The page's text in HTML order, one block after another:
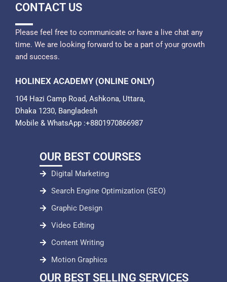
CONTACT US
Please feel free to communicate or have a live chat any
time. We are looking forward to be a part of your growth
and success.
HOLINEX ACADEMY (ONLINE ONLY)
104 Hazi Camp Road, Ashkona, Uttara,
Dhaka 1230, Bangladesh
Mobile & WhatsApp :+8801970866987
OUR BEST COURSES
Digital Marketing
Search Engine Optimization (SEO)
Graphic Design
Video Edting
Content Writing
Motion Graphics
OUR BEST SELLING SERVICES